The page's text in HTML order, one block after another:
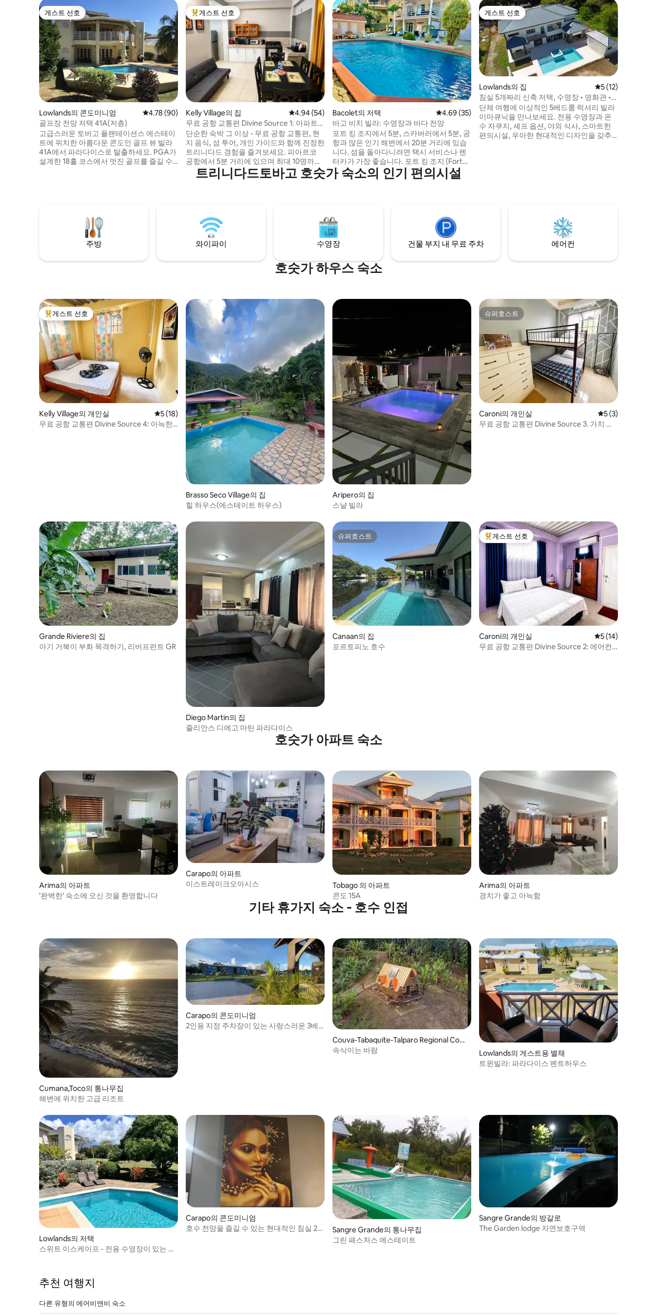
게스트 선호
게스트 선호
Lowlands의 콘도미니엄 평점 4.78점(5점 만점), 후기 90개
4.78 (90)
골프장 전망 저택 41A(저층)
고급스러운 토바고 플랜테이션스 에스테이
트에 위치한 아름다운 콘도인 골프 뷰 빌라
41A에서 파라다이스로 탈출하세요. PGA가
설계한 18홀 코스에서 멋진 골프를 즐길 수
와 스토어베이 해변이 15분 미만 거리에 있
습니다. 골프, 로맨틱한 휴가, 가족 휴가, 수
영, 스노클링, 서핑 또는 수영장 옆에서 휴식
을 취하기에 안성맞춤입니다.
상위 게스트 선호
게스트 선호
Kelly Village의 집 평점 4.94점(5점 만점), 후기 54개
4.94 (54)
무료 공항 교통편 Divine Source 1: 아파트
전체
단순한 숙박 그 이상 - 무료 공항 교통편, 현
지 음식, 섬 투어, 개인 가이드와 함께 진정한
트리니다드 경험을 즐겨보세요. 피아르코
공항에서 5분 거리에 있으며 최대 10명까지
수용할 수 있습니다. 퀸사이즈 침대, 더블 침
대, 이층 침대, 푸톤이 있는 침실 3개(2개는
(선택 사항), 식사. 대중교통과 식당까지 도
보로 이동 가능. 포트 오브 스페인에 쉽게 접
근 가능. 경유 시, 가족, 단체, 출장에 적합합
니다.
Bacolet의 저택 평점 4.69점(5점 만점), 후기 35개
4.69 (35)
바고 비치 빌라: 수영장과 바다 전망
포트 킹 조지에서 5분, 스카버러에서 5분, 공
항과 많은 인기 해변에서 20분 거리에 있습
니다. 섬을 돌아다니려면 택시 서비스나 렌
터카가 가장 좋습니다. 포트 킹 조지 (Fort
King George) 를 방문하여 가장 멋진 풍경
을 감상해보세요! 식료품점, 레스토랑, 은행,
올드 당나귀 카트 - 블루 크랩 - 해안가 - 막
달레나 레스토랑
게스트 선호
게스트 선호
Lowlands의 집 평점 5점(5점 만점
5 (12)
침실 5개짜리 신축 저택, 수영장 • 영화관 •
헬스장 • 해변 • 전용
단체 여행에 이상적인 5베드룸 럭셔리 빌라
이마큐닉을 만나보세요. 전용 수영장과 온
수 자쿠지, 셰프 옵션, 야외 식사, 스마트한
편의시설, 우아한 현대적인 디자인을 갖추
트리니다드토바고 호숫가 숙소의 인기 편의시설
주방 와이파이 수영장 건물 부지 내 무료 주차 에어컨
호숫가 하우스 숙소
상위 게스트 선호
게스트 선호
Kelly Village의 개인실 평점 5점(5점 만점), 후기 18개
5 (18)
무료 공항 교통편 Divine Source 4: 아늑한
Brasso Seco Village의 집
힐 하우스(에스테이트 하우스)
Aripero의 집
스냘 빌라
슈퍼호스트
슈퍼호스트
Caroni의 개인실 평점 5점(5점 만점
5 (3)
무료 공항 교통편 Divine Source 3. 가치 있
Grande Riviere의 집
아기 거북이 부화 목격하기, 리버프런트 GR
Diego Martin의 집
줄리안스 디에고 마틴 파라다이스
슈퍼호스트
슈퍼호스트
Canaan의 집
포르토피노 호수
상위 게스트 선호
게스트 선호
Caroni의 개인실 평점 5점(5점 만점
5 (14)
무료 공항 교통편 Divine Source 2: 에어컨
호숫가 아파트 숙소
Arima의 아파트
'완벽한' 숙소에 오신 것을 환영합니다
Carapo의 아파트
이스트레이크오아시스
Tobago 의 아파트
콘도 15A
Arima의 아파트
경치가 좋고 아늑함
기타 휴가지 숙소 - 호수 인접
Cumana,Toco의 통나무집
해변에 위치한 고급 리조트
Carapo의 콘도미니엄
2인용 지정 주차장이 있는 사랑스러운 3베
Couva-Tabaquite-Talparo Regional Cor
poration의 통나무집
속삭이는 바람
Lowlands의 게스트용 별채
트윈빌라: 파라다이스 펜트하우스
Lowlands의 저택
스위트 이스케이프 - 전용 수영장이 있는 럭
Carapo의 콘도미니엄
호수 전망을 즐길 수 있는 현대적인 침실 2/3
Sangre Grande의 통나무집
그린 패스처스 에스테이트
Sangre Grande의 방갈로
The Garden lodge 자연보호구역
추천 여행지
다른 유형의 에어비앤비 숙소